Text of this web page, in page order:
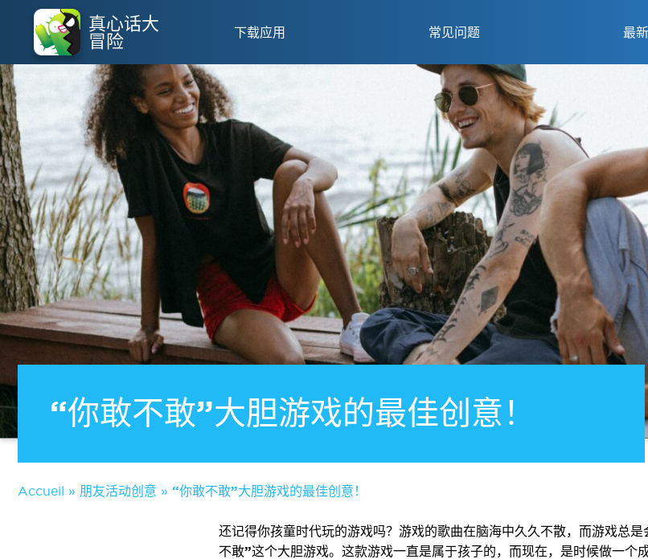
真心话大
冒险
下载应用 常见问题 最
“你敢不敢”大胆游戏的最佳创意！
Accueil » 朋友活动创意 » “你敢不敢”大胆游戏的最佳创意！
还记得你孩童时代玩的游戏吗？游戏的歌曲在脑海中久久不散，而游戏总
不敢”这个大胆游戏。 这款游戏一直是属于孩子的，而现在，是时候做一个